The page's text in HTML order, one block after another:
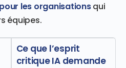
pour les organisationsqui
équipes.
Ce que l’esprit
critique IA demande